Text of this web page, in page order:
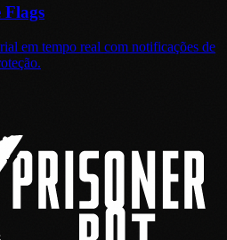
Flags
em tempo real com notificações de